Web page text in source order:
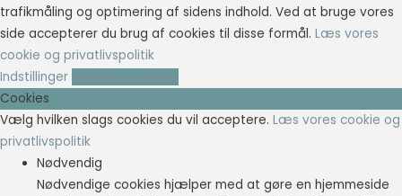
trafikmåling og optimering af sidens indhold. Ved at bruge vores
side accepterer du brug af cookies til disse formål. Læs vores
cookie og privatlivspolitik
Indstillinger
Cookies
Vælg hvilken slags cookies du vil acceptere. Læs vores cookie og
privatlivspolitik
Nødvendig
Nødvendige cookies hjælper med at gøre en hjemmeside